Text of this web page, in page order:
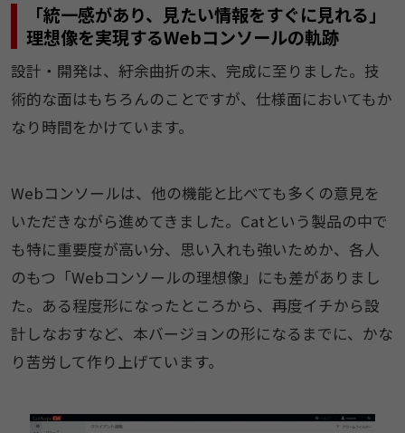
「統一感があり、見たい情報をすぐに見れる」
理想像を実現するWebコンソールの軌跡
設計・開発は、紆余曲折の末、完成に至りました。技
術的な面はもちろんのことですが、仕様面においてもか
なり時間をかけています。
Webコンソールは、他の機能と比べても多くの意見を
いただきながら進めてきました。Catという製品の中で
も特に重要度が高い分、思い入れも強いためか、各人
のもつ「Webコンソールの理想像」にも差がありまし
た。ある程度形になったところから、再度イチから設
計しなおすなど、本バージョンの形になるまでに、かな
り苦労して作り上げています。